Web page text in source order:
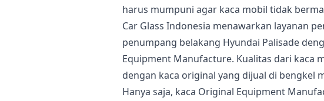
harus mumpuni agar kaca mobil tidak
Car Glass Indonesia menawarkan layanan
penumpang belakang Hyundai Palisade
Equipment Manufacture. Kualitas dari kaca
dengan kaca original yang dijual di bengkel
Hanya saja, kaca Original Equipment